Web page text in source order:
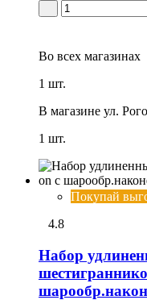
Во всех магазинах
1 шт.
В магазине ул.
1 шт.
Покупай
4.8
Набор